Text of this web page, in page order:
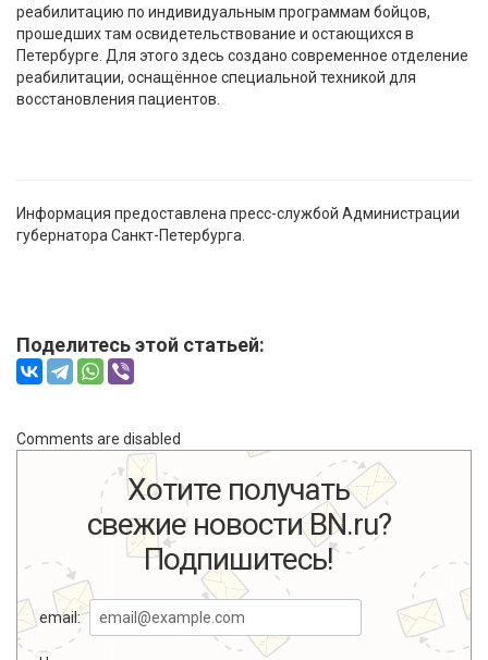
реабилитацию по индивидуальным программам бойцов,
прошедших там освидетельствование и остающихся в
Петербурге. Для этого здесь создано современное отделение
реабилитации, оснащённое специальной техникой для
восстановления пациентов.
Информация предоставлена пресс-службой Администрации
губернатора Санкт-Петербурга.
Поделитесь этой статьей:
Comments are disabled
Хотите получать
свежие новости BN.ru?
Подпишитесь!
email: